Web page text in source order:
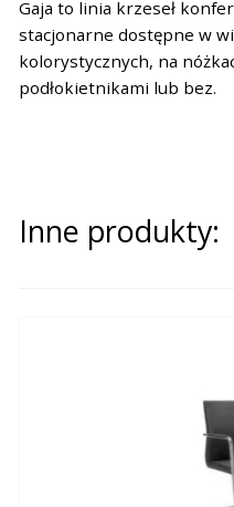
Gaja to linia krzeseł
stacjonarne dostępne w
kolorystycznych, na
podłokietnikami lub bez.
Inne produkty: